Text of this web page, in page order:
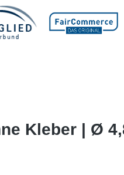
Kleber | Ø